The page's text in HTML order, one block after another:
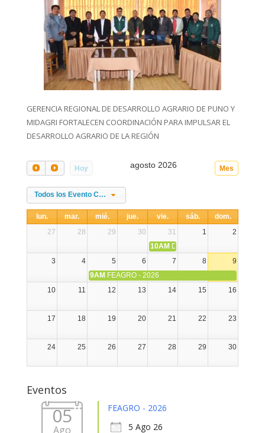
GERENCIA REGIONAL DE DESARROLLO AGRARIO DE PUNO Y
MIDAGRI FORTALECEN COORDINACIÓN PARA IMPULSAR EL
DESARROLLO AGRARIO DE LA REGIÓN
Hoy Mes
agosto 2026
Todos los Evento Categories
lun. mar. mié. jue. vie. sáb.
dom.
27
28 29 30 31 1
2
10AM DIA NACIONAL DE LA
3
4 5 6 7 8
9
9AM FEAGRO - 2026
10
11 12 13 14 15 16
17 18 19 20 21 22 23
24 25 26 27 28 29 30
Eventos
05
Ago
FEAGRO - 2026
5 Ago 26